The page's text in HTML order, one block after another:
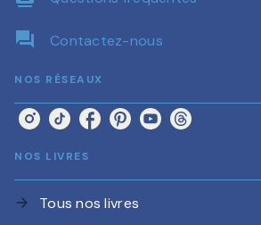
question_answer Contactez-nous
NOS RÉSEAUX
NOS LIVRES
arrow_forward Tous nos livres